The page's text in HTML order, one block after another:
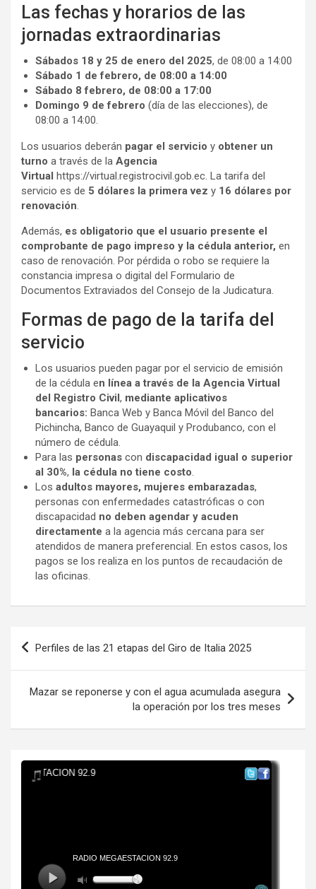
Las fechas y horarios de las
jornadas extraordinarias
Sábados 18 y 25 de enero del 2025, de 08:00 a 14:00
Sábado 1 de febrero, de 08:00 a 14:00
Sábado 8 febrero, de 08:00 a 17:00
Domingo 9 de febrero (día de las elecciones), de
08:00 a 14:00.
Los usuarios deberán pagar el servicio y obtener un
turno a través de la Agencia
Virtual https://virtual.registrocivil.gob.ec. La tarifa del
servicio es de 5 dólares la primera vez y 16 dólares por
renovación.
Además, es obligatorio que el usuario presente el
comprobante de pago impreso y la cédula anterior, en
caso de renovación. Por pérdida o robo se requiere la
constancia impresa o digital del Formulario de
Documentos Extraviados del Consejo de la Judicatura.
Formas de pago de la tarifa del
servicio
Los usuarios pueden pagar por el servicio de emisión
de la cédula en línea a través de la Agencia Virtual
del Registro Civil, mediante aplicativos
bancarios: Banca Web y Banca Móvil del Banco del
Pichincha, Banco de Guayaquil y Produbanco, con el
número de cédula.
Para las personas con discapacidad igual o superior
al 30%, la cédula no tiene costo.
Los adultos mayores, mujeres embarazadas,
personas con enfermedades catastróficas o con
discapacidad no deben agendar y acuden
directamente a la agencia más cercana para ser
atendidos de manera preferencial. En estos casos, los
pagos se los realiza en los puntos de recaudación de
las oficinas.
Navegación
entradas
Perfiles de las 21 etapas del Giro de Italia 2025
Mazar se reponerse y con el agua acumulada asegura
la operación por los tres meses